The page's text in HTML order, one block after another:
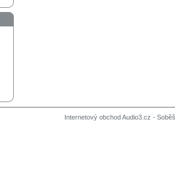
Internetový obchod Audio3.cz -